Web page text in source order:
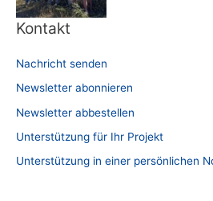
Kontakt
Nachricht senden
Newsletter abonnieren
Newsletter abbestellen
Unterstützung für Ihr Projekt
Unterstützung in einer persönlichen